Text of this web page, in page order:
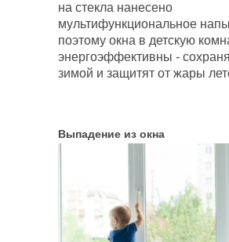
на стекла нанесено
мультифункциональное
поэтому окна в детскую
энергоэффективны -
зимой и защитят от жары
Выпадение из окна